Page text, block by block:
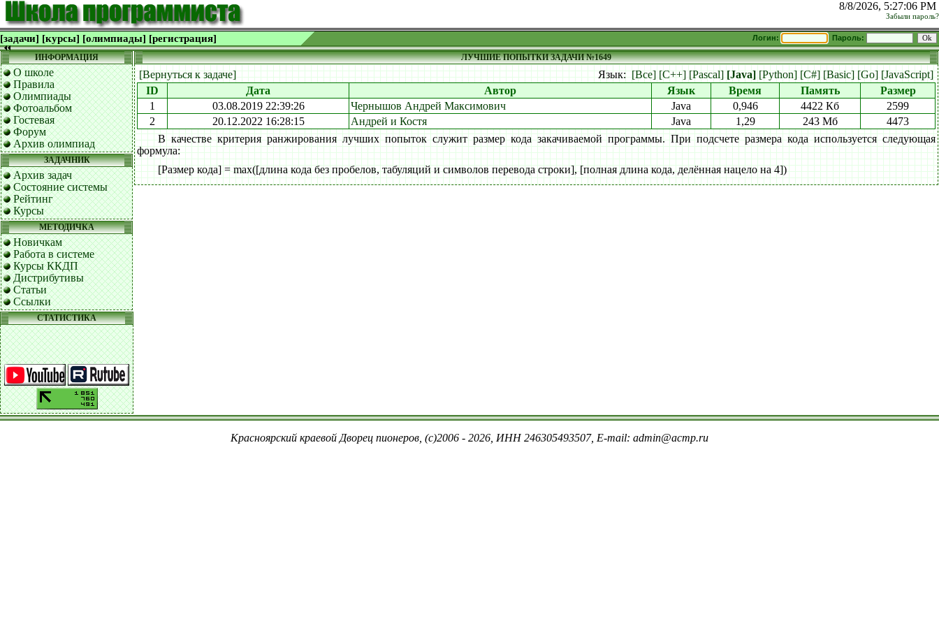
8/8/2026, 5:27:06 PM
Забыли пароль?
[задачи] [курсы] [олимпиады] [регистрация] Логин: Пароль:
ИНФОРМАЦИЯ
О школе
Правила
Олимпиады
Фотоальбом
Гостевая
Форум
Архив олимпиад
ЗАДАЧНИК
Архив задач
Состояние системы
Рейтинг
Курсы
МЕТОДИЧКА
Новичкам
Работа в системе
Курсы ККДП
Дистрибутивы
Статьи
Ссылки
СТАТИСТИКА
ЛУЧШИЕ ПОПЫТКИ ЗАДАЧИ №1649
[Вернуться к задаче] Язык:[Все] [C++] [Pascal] [Java] [Python] [C#] [Basic] [Go] [JavaScript]
ID
Дата Автор Язык Время Память
Размер
1
03.08.2019 22:39:26 Чернышов Андрей Максимович Java 0,946 4422 Кб
2599
2
20.12.2022 16:28:15 Андрей и Костя Java 1,29 243 Мб
4473
В качестве критерия ранжирования лучших попыток служит размер кода закачиваемой программы. При подсчете размера кода используется следующая
формула:
[Размер кода] = max([длина кода без пробелов, табуляций и символов перевода строки], [полная длина кода, делённая нацело на 4])
Красноярский краевой Дворец пионеров, (c)2006 - 2026, ИНН 246305493507, E-mail: admin@acmp.ru